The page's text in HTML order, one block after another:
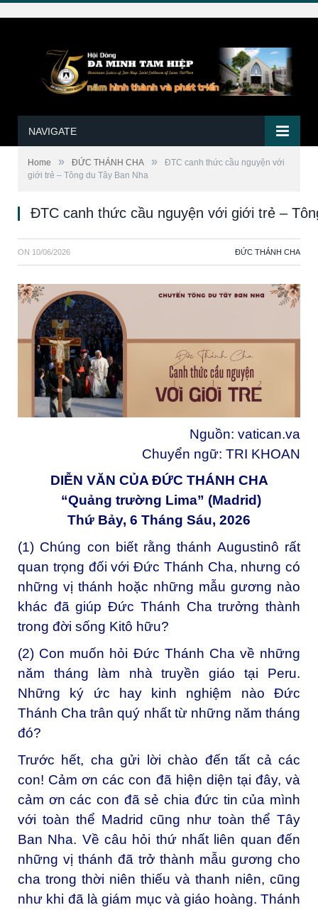
NAVIGATE
Home » ĐỨC THÁNH CHA »
ĐTC canh thức cầu nguyện với
giới trẻ – Tông du Tây Ban Nha
ĐTC canh thức cầu nguyện với giới trẻ –
ON 10/06/2026 ĐỨC THÁNH CHA
Nguồn: vatican.va
Chuyển ngữ: TRI KHOAN
DIỄN VĂN CỦA ĐỨC THÁNH CHA
“Quảng trường Lima” (Madrid)
Thứ Bảy, 6 Tháng Sáu, 2026
(1) Chúng con biết rằng thánh Augustinô rất
quan trọng đối với Đức Thánh Cha, nhưng có
những vị thánh hoặc những mẫu gương nào
khác đã giúp Đức Thánh Cha trưởng thành
trong đời sống Kitô hữu?
(2) Con muốn hỏi Đức Thánh Cha về những
năm tháng làm nhà truyền giáo tại Peru.
Những ký ức hay kinh nghiệm nào Đức
Thánh Cha trân quý nhất từ những năm tháng
đó?
Trước hết, cha gửi lời chào đến tất cả các
con! Cảm ơn các con đã hiện diện tại đây, và
cảm ơn các con đã sẻ chia đức tin của mình
với toàn thể Madrid cũng như toàn thể Tây
Ban Nha. Về câu hỏi thứ nhất liên quan đến
những vị thánh đã trở thành mẫu gương cho
cha trong thời niên thiếu và thanh niên, cũng
như khi đã là giám mục và giáo hoàng. Thánh